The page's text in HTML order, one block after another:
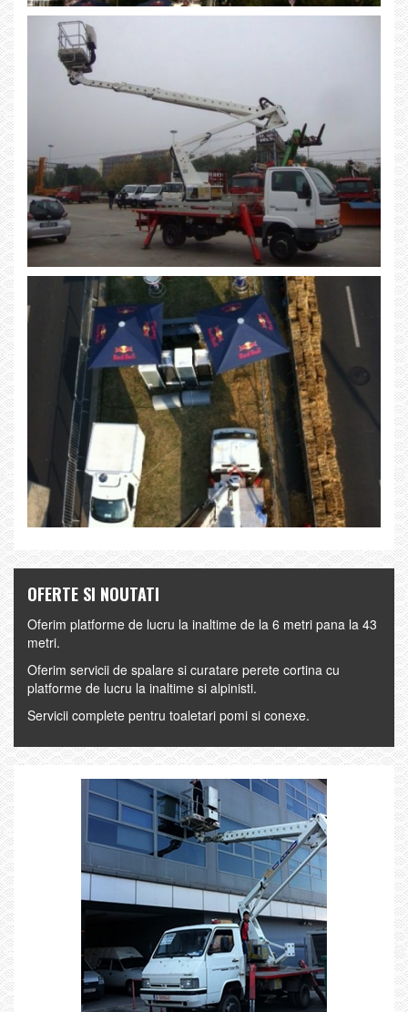
OFERTE SI NOUTATI
Oferim platforme de lucru la inaltime de la 6 metri pana la 43
metri.
Oferim servicii de spalare si curatare perete cortina cu
platforme de lucru la inaltime si alpinisti.
Servicii complete pentru toaletari pomi si conexe.